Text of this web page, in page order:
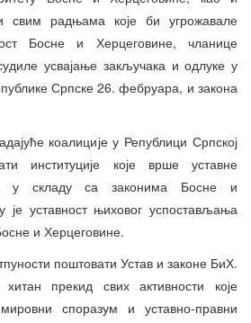
свим радњама које би угрожавале
Босне и Херцеговине, чланице
усвајање закључака и одлуке у
Српске 26. фебруара, и закона
коалиције у Републици Српској
институције које врше уставне
у складу са законима Босне и
је уставност њиховог успостављања
и Херцеговине.
поштовати Устав и законе БиХ.
прекид свих активности које
мировни споразум и уставно-правни